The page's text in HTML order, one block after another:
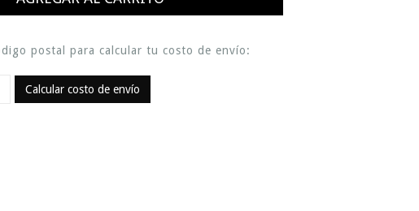
postal para calcular tu costo de envío:
Calcular costo de envío